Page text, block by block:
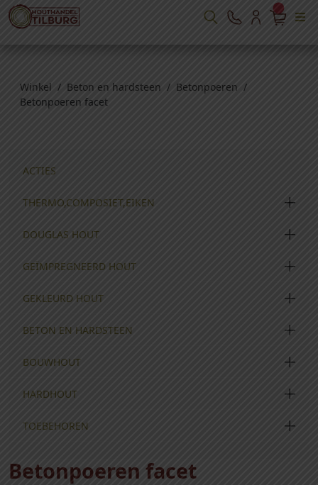
Winkel / Beton en hardsteen / Betonpoeren /
Betonpoeren facet
ACTIES
THERMO,COMPOSIET,EIKEN
DOUGLAS HOUT
GEÏMPREGNEERD HOUT
GEKLEURD HOUT
BETON EN HARDSTEEN
BOUWHOUT
HARDHOUT
TOEBEHOREN
Betonpoeren facet